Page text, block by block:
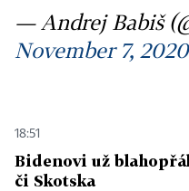
— Andrej Babiš
November 7, 2020
18:51
Bidenovi už
či Skotska